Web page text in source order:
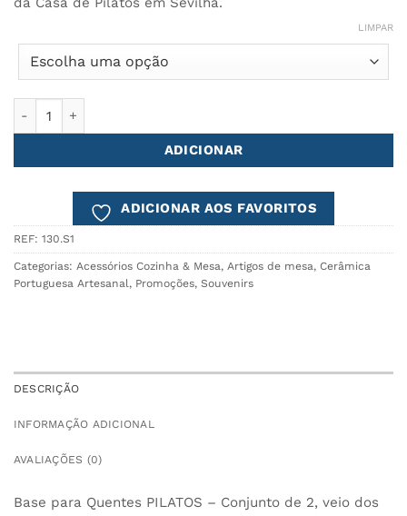
32.00€.27.20€.
LIMPAR
ADICIONAR
ADICIONAR AOS FAVORITOS
REF: 130.S1
Categorias: Acessórios Cozinha & Mesa, Artigos de mesa, Cerâmica
Portuguesa Artesanal, Promoções, Souvenirs
DESCRIÇÃO
INFORMAÇÃO ADICIONAL
AVALIAÇÕES (0)
Base para Quentes PILATOS – Conjunto de 2, veio dos